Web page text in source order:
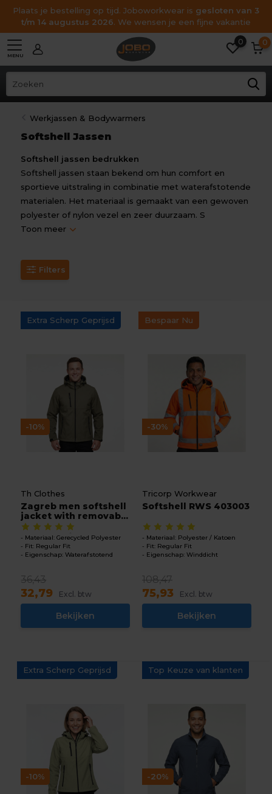
Plaats je bestelling op tijd. Joboworkwear is gesloten van 3
t/m 14 augustus 2026. We wensen je een fijne vakantie
MENU
0 0
Werkjassen & Bodywarmers
Softshell Jassen
Softshell jassen bedrukken
Softshell jassen staan bekend om hun comfort en
sportieve uitstraling in combinatie met waterafstotende
materialen. Het materiaal is gemaakt van een gewoven
polyester of nylon vezel en zeer duurzaam. S
Toon meer
Filters
-10%
Th Clothes
Zagreb men softshell
jacket with removab...
Materiaal: Gerecycled Polyester
Fit: Regular Fit
Eigenschap: Waterafstotend
36,43
32,79 Excl. btw
Bekijken
Extra Scherp Geprijsd
-30%
Tricorp Workwear
Softshell RWS 403003
Materiaal: Polyester / Katoen
Fit: Regular Fit
Eigenschap: Winddicht
108,47
75,93 Excl. btw
Bekijken
Bespaar Nu
-10%
Extra Scherp Geprijsd
-20%
Top Keuze van klanten